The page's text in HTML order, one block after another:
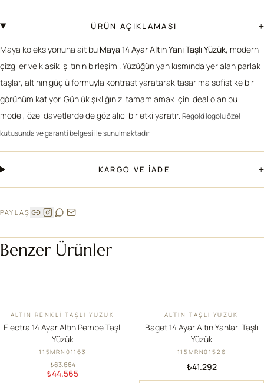
ÜRÜN AÇIKLAMASI +
Maya koleksiyonuna ait bu Maya 14 Ayar Altın Yanı Taşlı Yüzük, modern
çizgiler ve klasik ışıltının birleşimi. Yüzüğün yan kısmında yer alan parlak
taşlar, altının güçlü formuyla kontrast yaratarak tasarıma sofistike bir
görünüm katıyor. Günlük şıklığınızı tamamlamak için ideal olan bu
model, özel davetlerde de göz alıcı bir etki yaratır.Regold logolu özel
kutusunda ve garanti belgesi ile sunulmaktadır.
KARGO VE İADE +
PAYLAŞ
Benzer Ürünler
İNDIRIM
ALTIN RENKLI TAŞLI YÜZÜK
Electra 14 Ayar Altın Pembe Taşlı
Yüzük
115MRN01163
₺63.664
₺44.565
YENIALTIN TAŞLI YÜZÜK
Baget 14 Ayar Altın Yanları Taşlı
Yüzük
115MRN01526
₺41.292